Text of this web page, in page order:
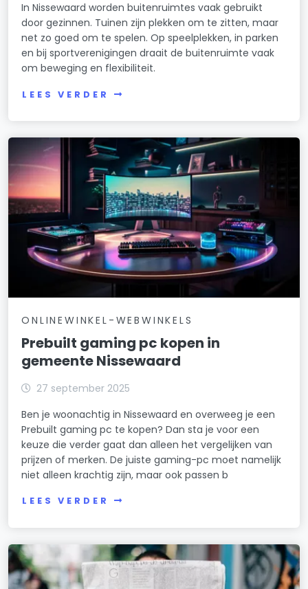
In Nissewaard worden buitenruimtes vaak gebruikt
door gezinnen. Tuinen zijn plekken om te zitten, maar
net zo goed om te spelen. Op speelplekken, in parken
en bij sportverenigingen draait de buitenruimte vaak
om beweging en flexibiliteit.
LEES VERDER
ONLINEWINKEL-WEBWINKELS
Prebuilt gaming pc kopen in
gemeente Nissewaard
27 september 2025
Ben je woonachtig in Nissewaard en overweeg je een
Prebuilt gaming pc te kopen? Dan sta je voor een
keuze die verder gaat dan alleen het vergelijken van
prijzen of merken. De juiste gaming-pc moet namelijk
niet alleen krachtig zijn, maar ook passen b
LEES VERDER